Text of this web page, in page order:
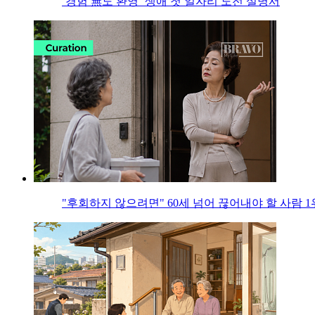
"후회하지 않으려면" 60세 넘어 끊어내야 할 사람 1